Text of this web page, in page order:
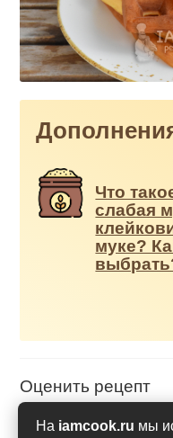
На iamcook.ru мы
Что
слабая
муке?
Оценить рецепт